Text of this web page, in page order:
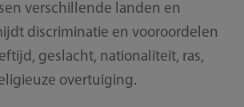
verschillende landen en
discriminatie en vooroordelen
geslacht, nationaliteit, ras,
overtuiging.